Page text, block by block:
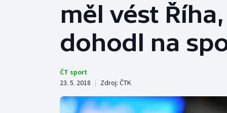
Tenis
Atletika
Basketbal
Biatlon
měl vést
dohodl na
ČT sport
23. 5. 2018 | Zdroj: ČTK